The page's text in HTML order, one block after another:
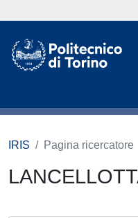
IRIS Pagina ricercatore